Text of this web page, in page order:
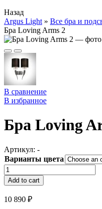
Назад
Argus Light » Все бра и
Бра Loving Arms 2
В сравнение
В избранное
Бра Loving
Артикул: -
Варианты цвета
Бра
Loving
Arms
2
quantity
Add to cart
10 890 ₽